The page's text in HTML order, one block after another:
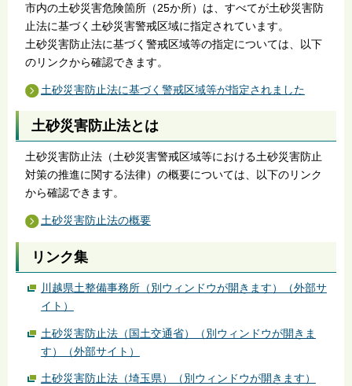
市内の土砂災害危険箇所（25か所）は、すべてが土砂災害防
止法に基づく土砂災害警戒区域に指定されています。
土砂災害防止法に基づく警戒区域等の指定については、以下
のリンクから確認できます。
土砂災害防止法に基づく警戒区域等が指定されました
土砂災害防止法とは
土砂災害防止法（土砂災害警戒区域等における土砂災害防止
対策の推進に関する法律）の概要については、以下のリンク
から確認できます。
土砂災害防止法の概要
リンク集
川越県土整備事務所（別ウィンドウが開きます）（外部サ
イト）
土砂災害防止法（国土交通省）（別ウィンドウが開きま
す）（外部サイト）
土砂災害防止法（埼玉県）（別ウィンドウが開きます）